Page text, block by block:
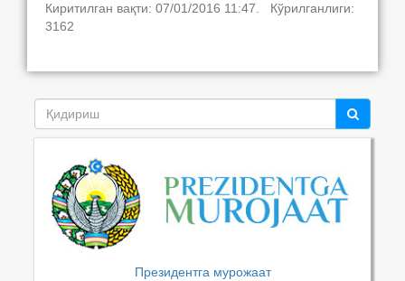
Киритилган вақти: 07/01/2016 11:47. Кўрилганлиги:
3162
Президентга мурожаат